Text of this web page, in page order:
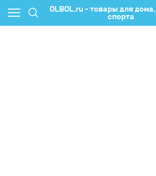
OLBOL.ru - товары для
спорта